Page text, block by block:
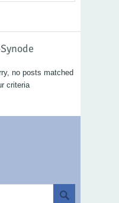
no posts matched
criteria